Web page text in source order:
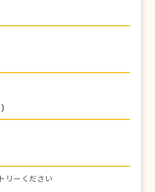
リーください